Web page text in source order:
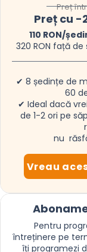
Preț
Preț cu -
110 RON/
320 RON față
✔ 8 ședințe de
60
✔ Ideal dacă
de 1-2 ori pe
nu
Vreau
Pentru
întreținere pe
îți programezi